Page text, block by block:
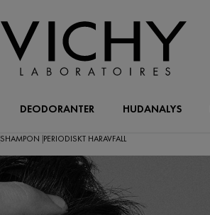
DEODORANTER HUDANALYS
SHAMPON PERIODISKT HARAVFALL